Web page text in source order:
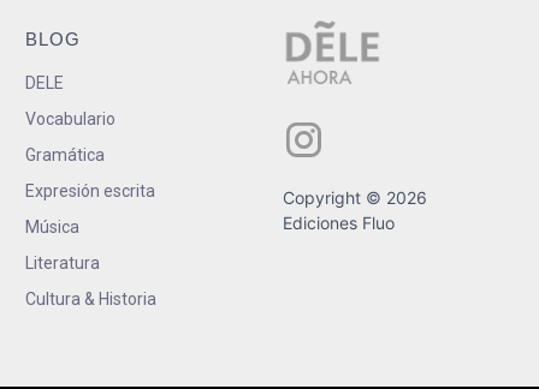
BLOG
DELE
Vocabulario
Gramática
Expresión escrita
Música
Literatura
Cultura & Historia
Copyright © 2026
Ediciones Fluo